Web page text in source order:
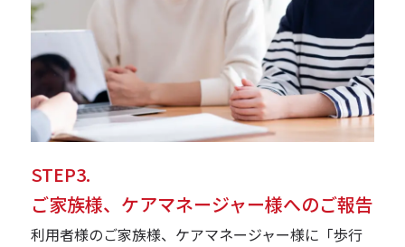
STEP3.
ご家族様、ケアマネージャー様へのご報告
利用者様のご家族様、ケアマネージャー様に「歩行